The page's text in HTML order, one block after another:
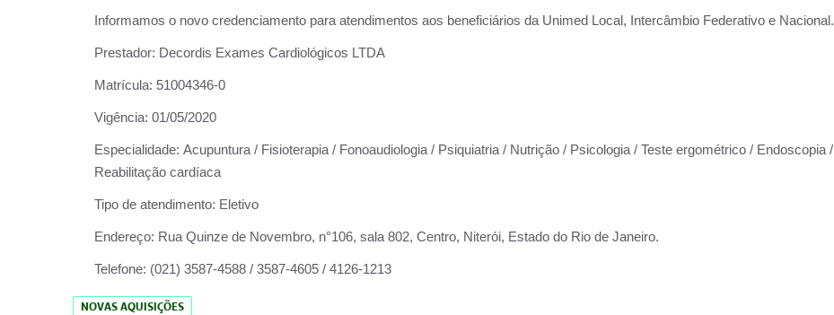
Informamos o novo credenciamento para atendimentos aos beneficiários da Unimed Local, Intercâmbio Federativo e Nacional.
Prestador: Decordis Exames Cardiológicos LTDA
Matrícula: 51004346-0
Vigência: 01/05/2020
Especialidade: Acupuntura / Fisioterapia / Fonoaudiologia / Psiquiatria / Nutrição / Psicologia / Teste ergométrico / Endoscopia /
Reabilitação cardíaca
Tipo de atendimento: Eletivo
Endereço: Rua Quinze de Novembro, n°106, sala 802, Centro, Niterói, Estado do Rio de Janeiro.
Telefone: (021) 3587-4588 / 3587-4605 / 4126-1213
NOVAS AQUISIÇÕES